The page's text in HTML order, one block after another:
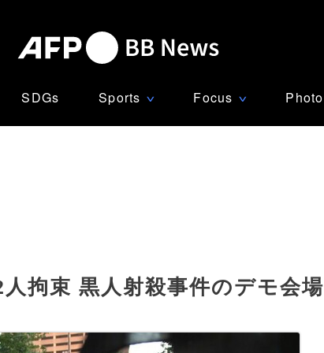
SDGs Sports ∨ Focus ∨ Photo
拘束 黒人射殺事件のデモ会場